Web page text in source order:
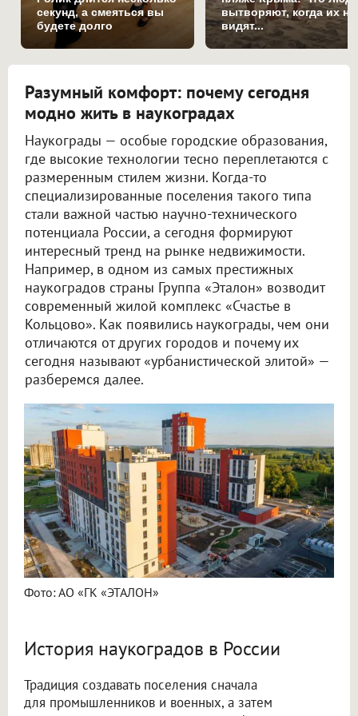
секунд, а смеяться вы
будете долго
вытворяют, когда их не
видят...
Разумный комфорт: почему сегодня
модно жить в наукоградах
Наукограды — особые городские образования,
где высокие технологии тесно переплетаются с
размеренным стилем жизни. Когда-то
специализированные поселения такого типа
стали важной частью научно-технического
потенциала России, а сегодня формируют
интересный тренд на рынке недвижимости.
Например, в одном из самых престижных
наукоградов страны Группа «Эталон» возводит
современный жилой комплекс «Счастье в
Кольцово». Как появились наукограды, чем они
отличаются от других городов и почему их
сегодня называют «урбанистической элитой» —
разберемся далее.
Фото: АО «ГК «ЭТАЛОН»
История наукоградов в России
Традиция создавать поселения сначала
для промышленников и военных, а затем